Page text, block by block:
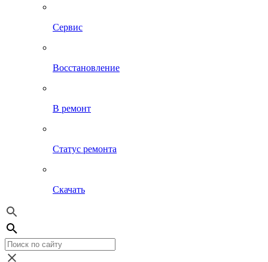
Сервис
Восстановление
В ремонт
Статус ремонта
Скачать